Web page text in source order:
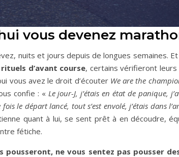
vous devenez
nuits et jours depuis de longues semaines.
rituels d’avant course, certains vérifieront leurs
vous avez le droit d’écouter We are the
confie : « Le jour-J, j’étais en état de panique,
le départ lancé, tout s’est envolé, j’étais dans
quant à lui, se sent prêt à en découdre,
fétiche.
pousseront, ne vous sentez pas pousser